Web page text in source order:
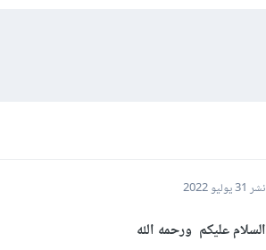
نشر 31 يوليو 2022
السلام عليكم ورحمه الله